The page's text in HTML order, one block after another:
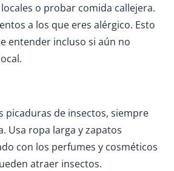
o probar comida callejera.
a los que eres alérgico. Esto
entender incluso si aún no
picaduras de insectos, siempre
Usa ropa larga y zapatos
con los perfumes y cosméticos
atraer insectos.